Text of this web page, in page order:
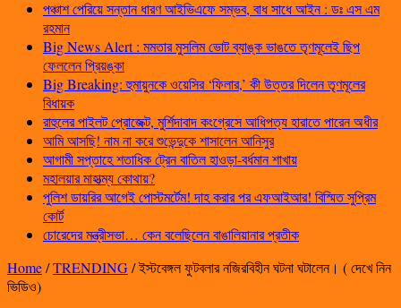
পঞ্চাশ পেরিয়ে সন্তান ধারণ আইভিএফে সম্ভব, বাধ সাধে আইন : ডঃ এস এম
রহমান
Big News Alert : মমতার মুসলিম ভোট ব্যাঙ্ক ভাঙতে তৃণমূলেই ছিপ
ফেললেন প্রিয়ঙ্কা
Big Breaking: হুমায়ুনকে ওয়েসির ‘ফিলার,’ কী উত্তর দিলেন তৃণমূলের
বিধায়ক
রাহুলের পাইলট প্রোজেক্ট, মুর্শিদাবাদ কংগ্রেসে আধিপত্য হারাতে পারেন অধীর
আমি আসছি! নাম না করে শুভেন্দুকে শাসালেন আনিসুর
আগামী সপ্তাহে শতাধিক ট্রেন বাতিল হাওড়া-বর্ধমান শাখায়
মহালয়ার মাহাত্ম্য কোথায়?
পুলিশ ডায়রির আগেই পোস্টমর্টেম! দাহ করার পর এফআইআর! বিস্মিত সুপ্রিম
কোর্ট
চোরেদের মন্ত্রীসভা… কেন বলেছিলেন বাঙালিয়ানার প্রতীক
Home/TRENDING/ইস্টবেঙ্গল ফুটবলার নজিরবিহীন ঘটনা ঘটালেন। ( দেখে নিন
ভিডিও)